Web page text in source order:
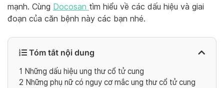
mạnh. Cùng Docosan tìm hiểu về các dấu hiệu và giai
đoạn của căn bệnh này các bạn nhé.
Tóm tắt nội dung
1 Những dấu hiệu ung thư cổ tử cung
2 Những phụ nữ có nguy cơ mắc ung thư cổ tử cung